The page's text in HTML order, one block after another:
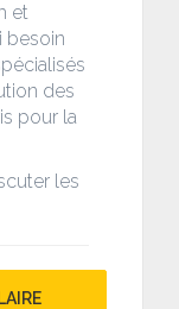
et
besoin
des
pour la
les